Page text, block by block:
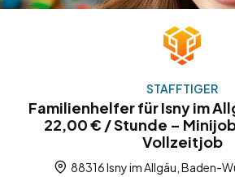
STAFFTIGER
Familienhelfer für Isny im
22,00 € / Stunde –
Vollzeitjob
88316 Isny im Allgäu, Baden-